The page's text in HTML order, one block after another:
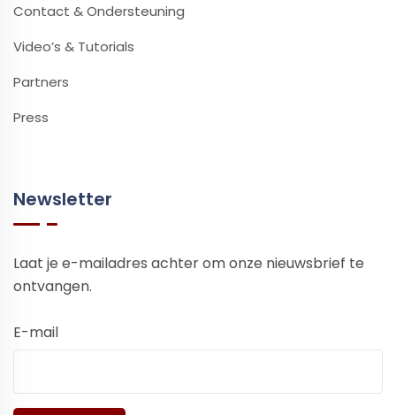
Contact & Ondersteuning
Video’s & Tutorials
Partners
Press
Newsletter
Laat je e-mailadres achter om onze nieuwsbrief te
ontvangen.
E-mail